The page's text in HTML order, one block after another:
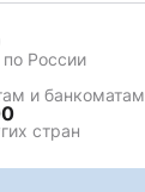
России
и банкоматам
стран